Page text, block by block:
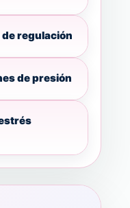
regulación
de presión